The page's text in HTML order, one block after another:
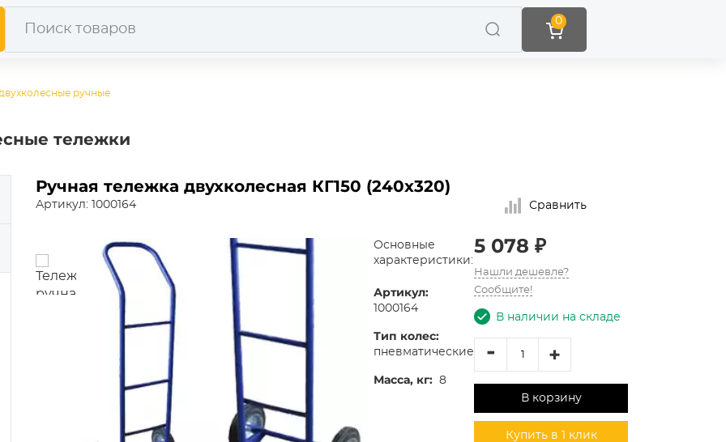
0
ручные
тележки
Ручная тележка двухколесная КГ150 (240х320)
Артикул: 1000164 Сравнить
Основные
характеристики:
Артикул:
1000164
Тип колес:
пневматические
Масса, кг: 8
5 078 ₽
Нашли дешевле?
Сообщите!
В наличии на складе
- +
В корзину
Купить в 1 клик